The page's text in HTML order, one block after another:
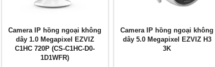
Camera IP hồng ngoại không
dây 1.0 Megapixel EZVIZ
C1HC 720P (CS-C1HC-D0-
1D1WFR)
Camera IP hồng ngoại không
dây 5.0 Megapixel EZVIZ H3
3K